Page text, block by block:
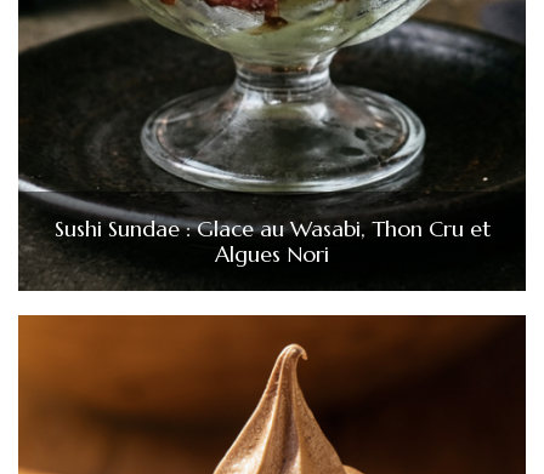
Sushi Sundae : Glace au Wasabi, Thon Cru et
Algues Nori